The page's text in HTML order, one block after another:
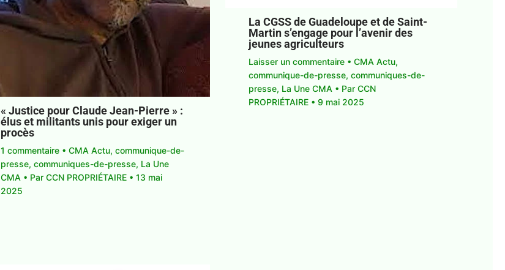
« Justice pour Claude Jean-Pierre » :
élus et militants unis pour exiger un
procès
1 commentaire •CMA Actu,communique-de-
presse,communiques-de-presse, La Une
CMA • ParCCN PROPRIÉTAIRE •13 mai
2025
La CGSS de Guadeloupe et de Saint-
Martin s’engage pour l’avenir des
jeunes agriculteurs
Laisser un commentaire • CMA Actu,
communique-de-presse, communiques-de-
presse, La Une CMA • Par CCN
PROPRIÉTAIRE • 9 mai 2025